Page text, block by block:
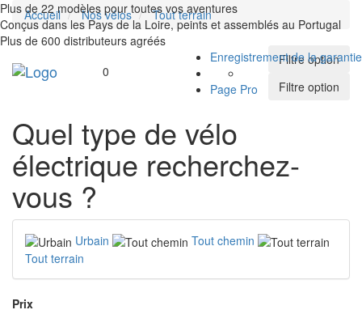
Plus de 22 modèles pour toutes vos aventures
Conçus dans les Pays de la Loire, peints et assemblés au Portugal
Plus de 600 distributeurs agréés
Enregistrement de la garantie
Page Pro
navigation
0
Accueil Nos vélos Tout terrain
Filtre option
Filtre option
Quel type de vélo
électrique recherchez-
vous ?
Urbain
Tout chemin
Tout terrain
Prix